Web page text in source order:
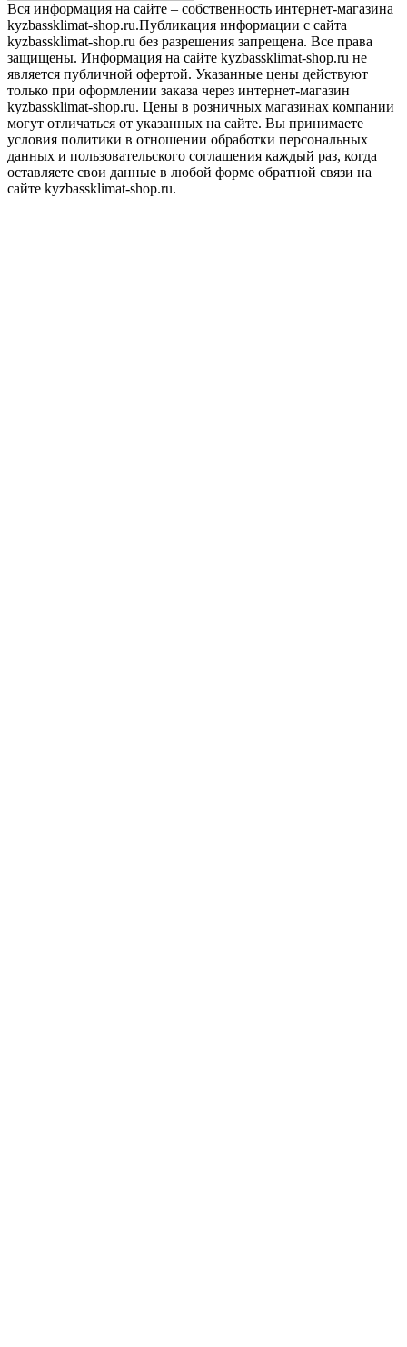
Вся информация на сайте – собственность интернет-магазина
kyzbassklimat-shop.ru.Публикация информации с сайта
kyzbassklimat-shop.ru без разрешения запрещена. Все права
защищены. Информация на сайте kyzbassklimat-shop.ru не
является публичной офертой. Указанные цены действуют
только при оформлении заказа через интернет-магазин
kyzbassklimat-shop.ru. Цены в розничных магазинах компании
могут отличаться от указанных на сайте. Вы принимаете
условия политики в отношении обработки персональных
данных и пользовательского соглашения каждый раз, когда
оставляете свои данные в любой форме обратной связи на
сайте kyzbassklimat-shop.ru.